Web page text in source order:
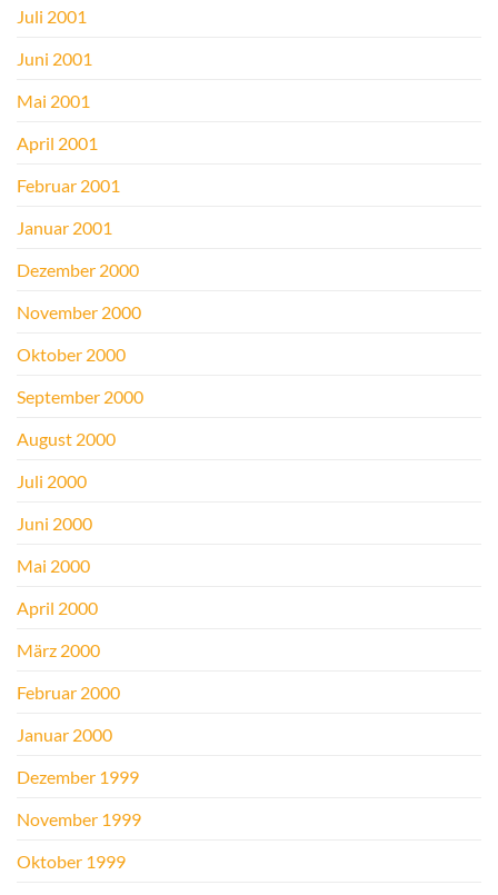
Juli 2001
Juni 2001
Mai 2001
April 2001
Februar 2001
Januar 2001
Dezember 2000
November 2000
Oktober 2000
September 2000
August 2000
Juli 2000
Juni 2000
Mai 2000
April 2000
März 2000
Februar 2000
Januar 2000
Dezember 1999
November 1999
Oktober 1999